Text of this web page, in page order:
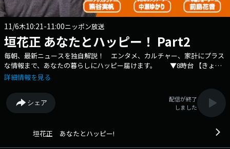
11/6木10:21-11:00ニッポン放送
垣花正 あなたとハッピー！ Part2
毎朝、最新ニュースを独自解説！ エンタメ、カルチャー、家計にプラス
な情報まで、あなたの暮らしにハッピー届けます。 ▼8時台 【きょう
の聞き耳】 旬な話題を、番組独自の目線でお届け！ ▼9:00頃 【9時の
見える世の中の出来事を新潮社出版部部長の中瀬ゆかりさんが紹介
▼9:10頃 【中瀬ゆかりのBOOKソムリエ】 本のエキスパート中瀬さんお
ススメの本を紹介 ▼9:30頃 【熊谷実帆の行ってミホ！やってミホ！】
▼9:40～10:15 【ゲストとハッピー】 日替わりで素敵なゲストとココだ
詳細情報を見る
シェア
配信が終了
しました
垣花正 あなたとハッピー!